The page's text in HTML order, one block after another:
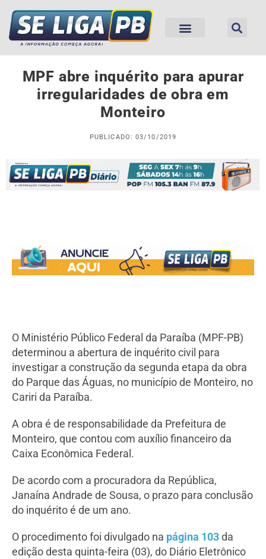
MPF abre inquérito para apurar
irregularidades de obra em
Monteiro
PUBLICADO: 03/10/2019
O Ministério Público Federal da Paraíba (MPF-PB)
determinou a abertura de inquérito civil para
investigar a construção da segunda etapa da obra
do Parque das Águas, no município de Monteiro, no
Cariri da Paraíba.
A obra é de responsabilidade da Prefeitura de
Monteiro, que contou com auxílio financeiro da
Caixa Econômica Federal.
De acordo com a procuradora da República,
Janaína Andrade de Sousa, o prazo para conclusão
do inquérito é de um ano.
O procedimento foi divulgado na página 103da
edição desta quinta-feira (03), do Diário Eletrônico